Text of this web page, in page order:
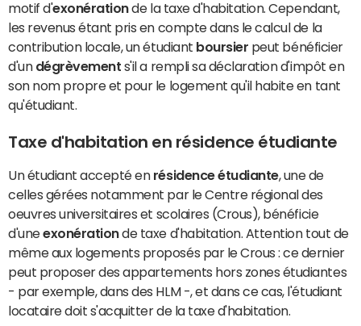
motif d'exonérationde la taxe d'habitation. Cependant,
les revenus étant pris en compte dans le calcul de la
contribution locale, un étudiant boursier peut bénéficier
d'un dégrèvement s'il a rempli sa déclaration d'impôt en
son nom propre et pour le logement qu'il habite en tant
qu'étudiant.
Taxe d'habitation en résidence étudiante
Un étudiant accepté en résidence étudiante, une de
celles gérées notamment par le Centre régional des
oeuvres universitaires et scolaires (Crous), bénéficie
d'uneexonérationde taxe d'habitation. Attention tout de
même aux logements proposés par le Crous : ce dernier
peut proposer des appartements hors zones étudiantes
- par exemple, dans des HLM -, et dans ce cas, l'étudiant
locataire doit s'acquitter de la taxe d'habitation.